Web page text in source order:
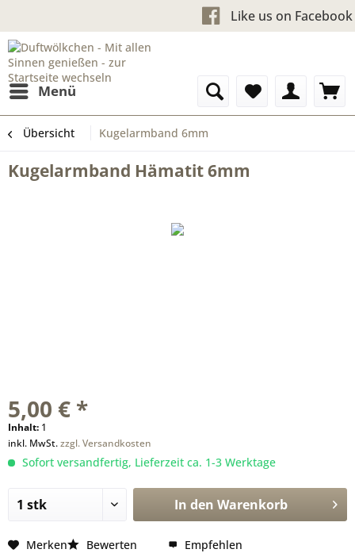
Kostenloser Versand ab
Like us
Menü
Übersicht Kugelarmband 6mm
Kugelarmband Hämatit 6mm
5,00 € *
Inhalt: 1
inkl. MwSt.zzgl. Versandkosten
Sofort versandfertig, Lieferzeit ca. 1-3 Werktage
In den Warenkorb
Merken Bewerten Empfehlen